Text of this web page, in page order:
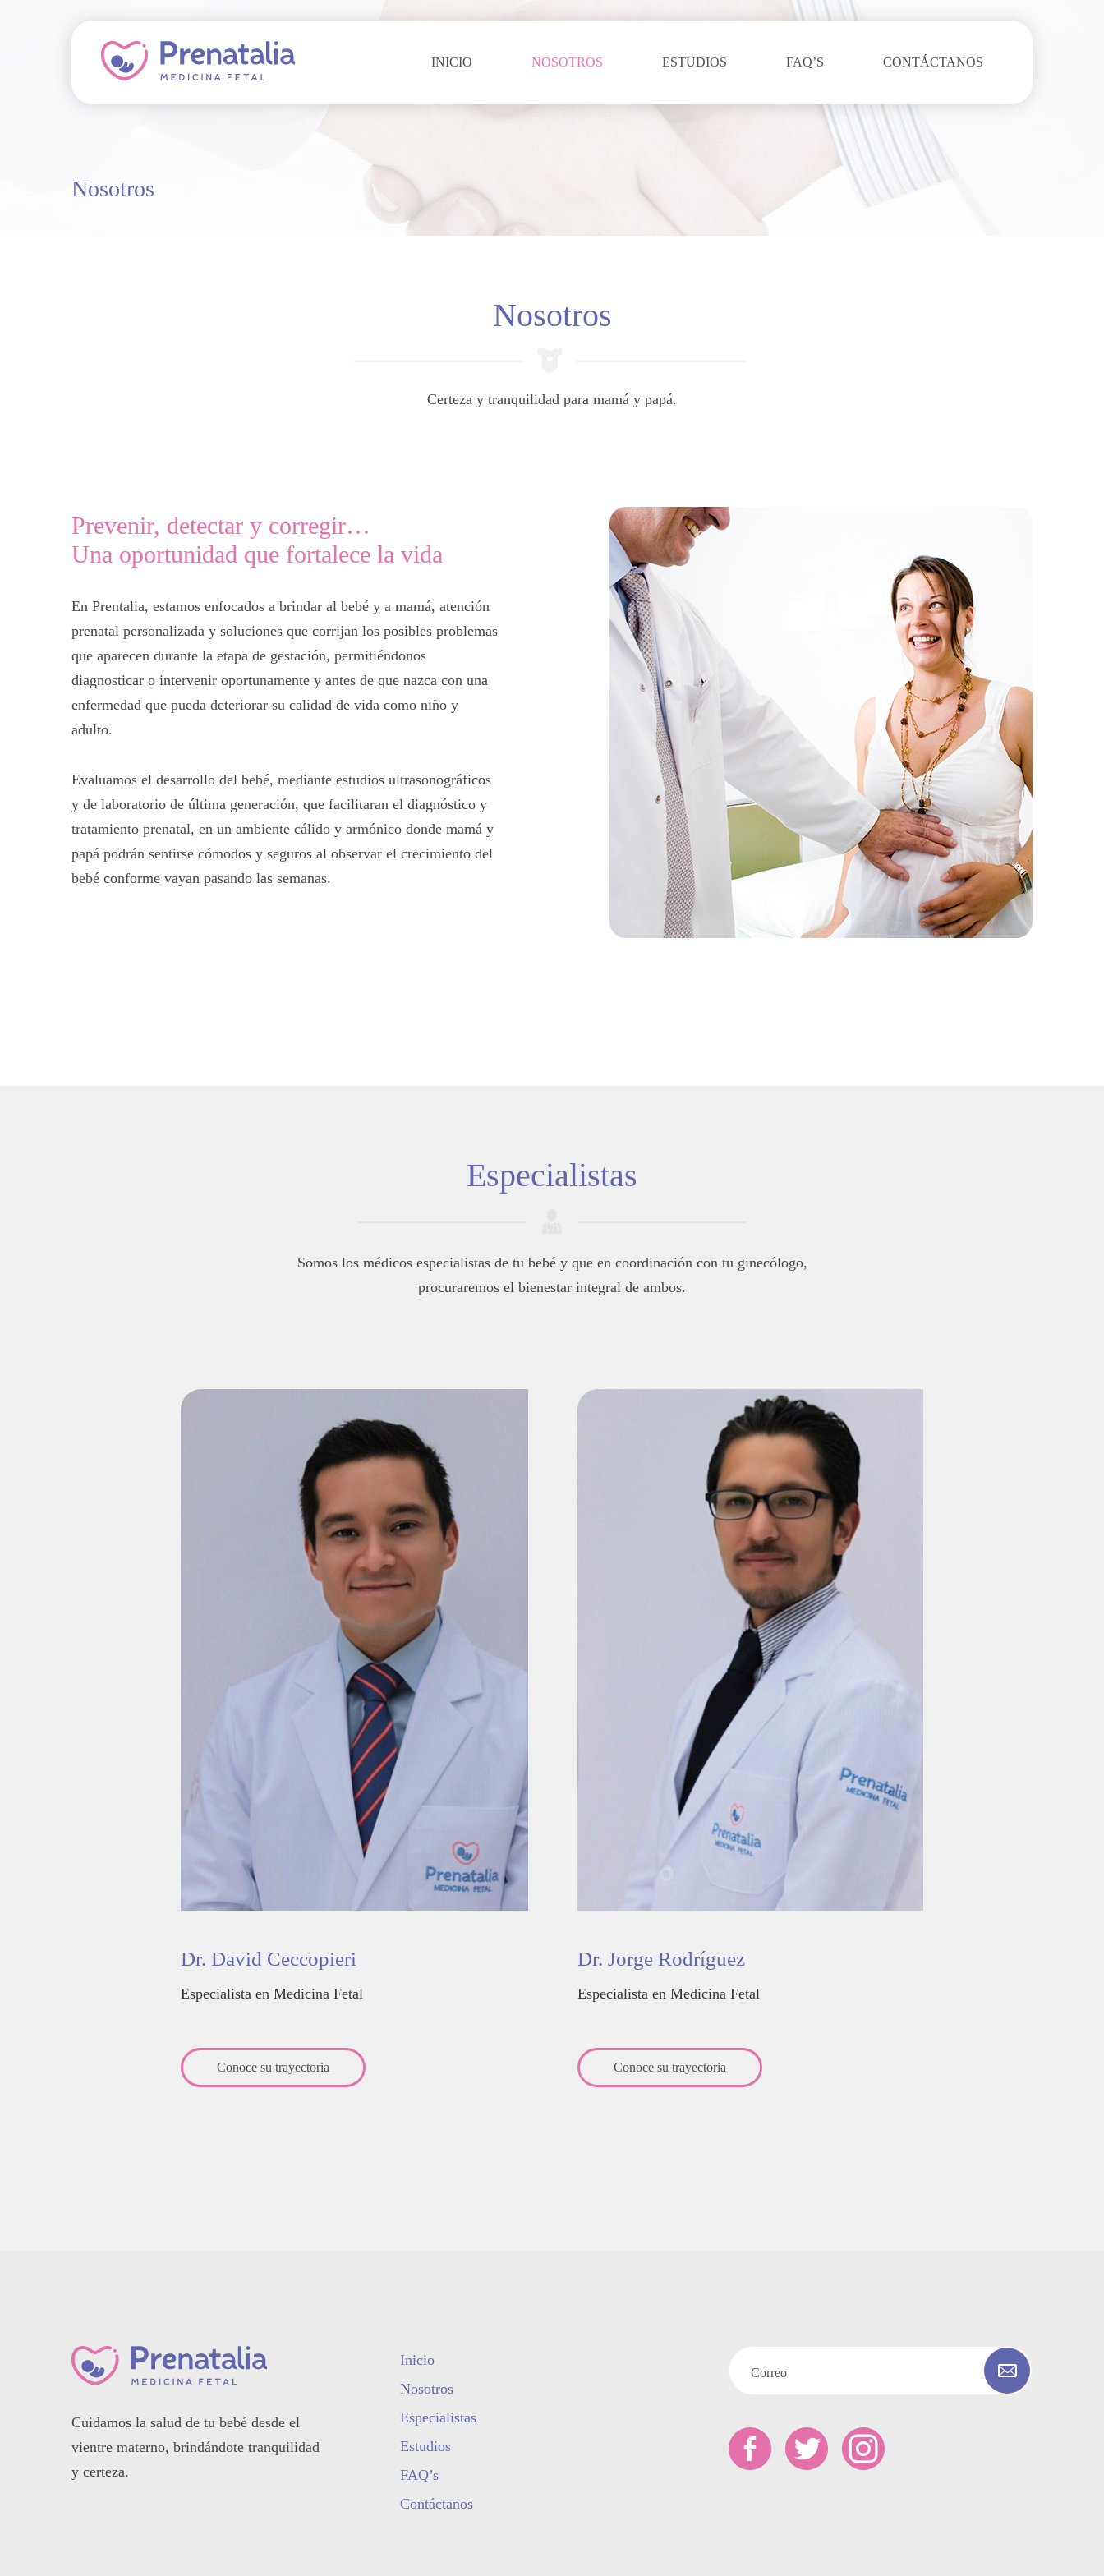
INICIO NOSOTROS ESTUDIOS FAQ’S CONTÁCTANOS
Nosotros
Nosotros
Certeza y tranquilidad para mamá y papá.
Prevenir, detectar y corregir…
Una oportunidad que fortalece la vida
En Prentalia, estamos enfocados a brindar al bebé y a mamá, atención
prenatal personalizada y soluciones que corrijan los posibles problemas
que aparecen durante la etapa de gestación, permitiéndonos
diagnosticar o intervenir oportunamente y antes de que nazca con una
enfermedad que pueda deteriorar su calidad de vida como niño y
adulto.
Evaluamos el desarrollo del bebé, mediante estudios ultrasonográficos
y de laboratorio de última generación, que facilitaran el diagnóstico y
tratamiento prenatal, en un ambiente cálido y armónico donde mamá y
papá podrán sentirse cómodos y seguros al observar el crecimiento del
bebé conforme vayan pasando las semanas.
Especialistas
Somos los médicos especialistas de tu bebé y que en coordinación con tu ginecólogo,
procuraremos el bienestar integral de ambos.
Dr. David Ceccopieri
Especialista en Medicina Fetal
Conoce su trayectoria
Dr. Jorge Rodríguez
Especialista en Medicina Fetal
Conoce su trayectoria
Cuidamos la salud de tu bebé desde el
vientre materno, brindándote tranquilidad
y certeza.
Inicio
Nosotros
Especialistas
Estudios
FAQ’s
Contáctanos